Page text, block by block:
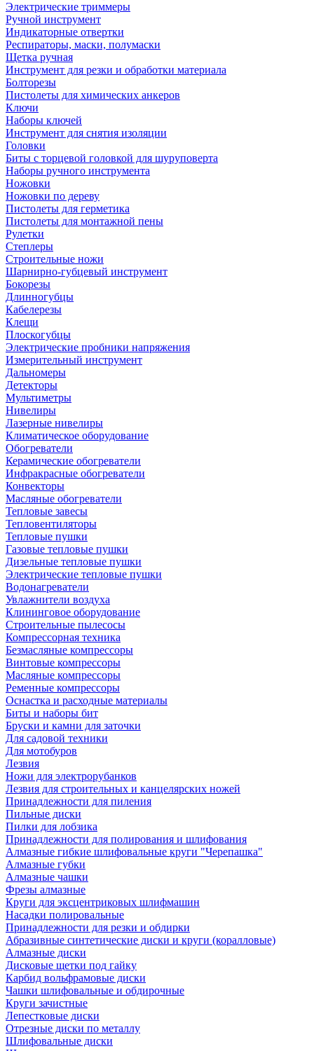
Электрические триммеры
Ручной инструмент
Индикаторные отвертки
Респираторы, маски, полумаски
Щетка ручная
Инструмент для резки и обработки материала
Болторезы
Пистолеты для химических анкеров
Ключи
Наборы ключей
Инструмент для снятия изоляции
Головки
Биты с торцевой головкой для шуруповерта
Наборы ручного инструмента
Ножовки
Ножовки по дереву
Пистолеты для герметика
Пистолеты для монтажной пены
Рулетки
Степлеры
Строительные ножи
Шарнирно-губцевый инструмент
Бокорезы
Длинногубцы
Кабелерезы
Клещи
Плоскогубцы
Электрические пробники напряжения
Измерительный инструмент
Дальномеры
Детекторы
Мультиметры
Нивелиры
Лазерные нивелиры
Климатическое оборудование
Обогреватели
Керамические обогреватели
Инфракрасные обогреватели
Конвекторы
Масляные обогреватели
Тепловые завесы
Тепловентиляторы
Тепловые пушки
Газовые тепловые пушки
Дизельные тепловые пушки
Электрические тепловые пушки
Водонагреватели
Увлажнители воздуха
Клининговое оборудование
Строительные пылесосы
Компрессорная техника
Безмасляные компрессоры
Винтовые компрессоры
Масляные компрессоры
Ременные компрессоры
Оснастка и расходные материалы
Биты и наборы бит
Бруски и камни для заточки
Для садовой техники
Для мотобуров
Лезвия
Ножи для электрорубанков
Лезвия для строительных и канцелярских ножей
Принадлежности для пиления
Пильные диски
Пилки для лобзика
Принадлежности для полирования и шлифования
Алмазные гибкие шлифовальные круги "Черепашка"
Алмазные губки
Алмазные чашки
Фрезы алмазные
Круги для эксцентриковых шлифмашин
Насадки полировальные
Принадлежности для резки и обдирки
Абразивные синтетические диски и круги (коралловые)
Алмазные диски
Дисковые щетки под гайку
Карбид вольфрамовые диски
Чашки шлифовальные и обдирочные
Круги зачистные
Лепестковые диски
Отрезные диски по металлу
Шлифовальные диски